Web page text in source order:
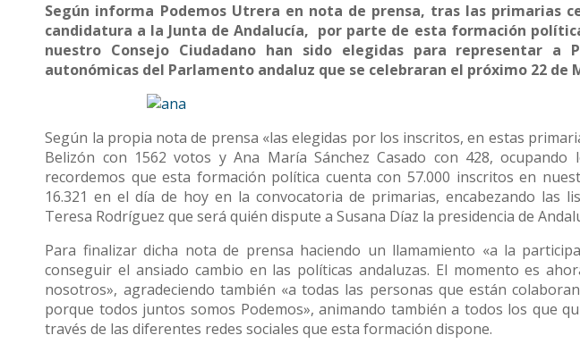
Según informa Podemos Utrera en nota de prensa, tras las primarias
candidatura a la Junta de Andalucía, por parte de esta formación
nuestro Consejo Ciudadano han sido elegidas para representar a
autonómicas del Parlamento andaluz que se celebraran el próximo 22 de
Según la propia nota de prensa «las elegidas por los inscritos, en estas
Belizón con 1562 votos y Ana María Sánchez Casado con 428, ocupando
recordemos que esta formación política cuenta con 57.000 inscritos en
16.321 en el día de hoy en la convocatoria de primarias, encabezando las
Teresa Rodríguez que será quién dispute a Susana Díaz la presidencia de
Para finalizar dicha nota de prensa haciendo un llamamiento «a la
conseguir el ansiado cambio en las políticas andaluzas. El momento es
nosotros», agradeciendo también «a todas las personas que están
porque todos juntos somos Podemos», animando también a todos los que
través de las diferentes redes sociales que esta formación dispone.